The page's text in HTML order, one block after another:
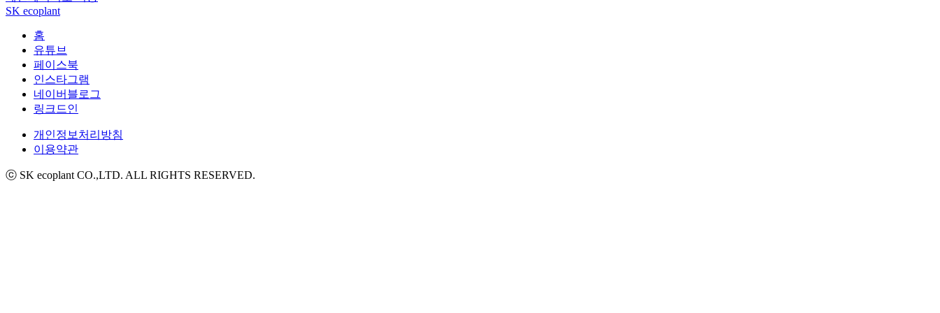
SK ecoplant
홈
유튜브
페이스북
인스타그램
네이버블로그
링크드인
개인정보처리방침
이용약관
ⓒ SK ecoplant CO.,LTD. ALL RIGHTS RESERVED.